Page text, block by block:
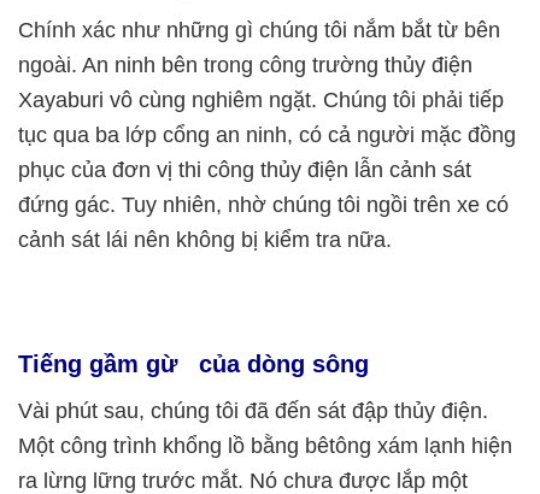
Chính xác như những gì chúng tôi nắm bắt từ bên
ngoài. An ninh bên trong công trường thủy điện
Xayaburi vô cùng nghiêm ngặt. Chúng tôi phải tiếp
tục qua ba lớp cổng an ninh, có cả người mặc đồng
phục của đơn vị thi công thủy điện lẫn cảnh sát
đứng gác. Tuy nhiên, nhờ chúng tôi ngồi trên xe có
cảnh sát lái nên không bị kiểm tra nữa.
Tiếng gầm gừ của dòng sông
Vài phút sau, chúng tôi đã đến sát đập thủy điện.
Một công trình khổng lồ bằng bêtông xám lạnh hiện
ra lừng lững trước mắt. Nó chưa được lắp một